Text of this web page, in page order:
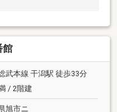
館
武本線 干潟駅 徒歩33分
/ 2階建
旭市ニ